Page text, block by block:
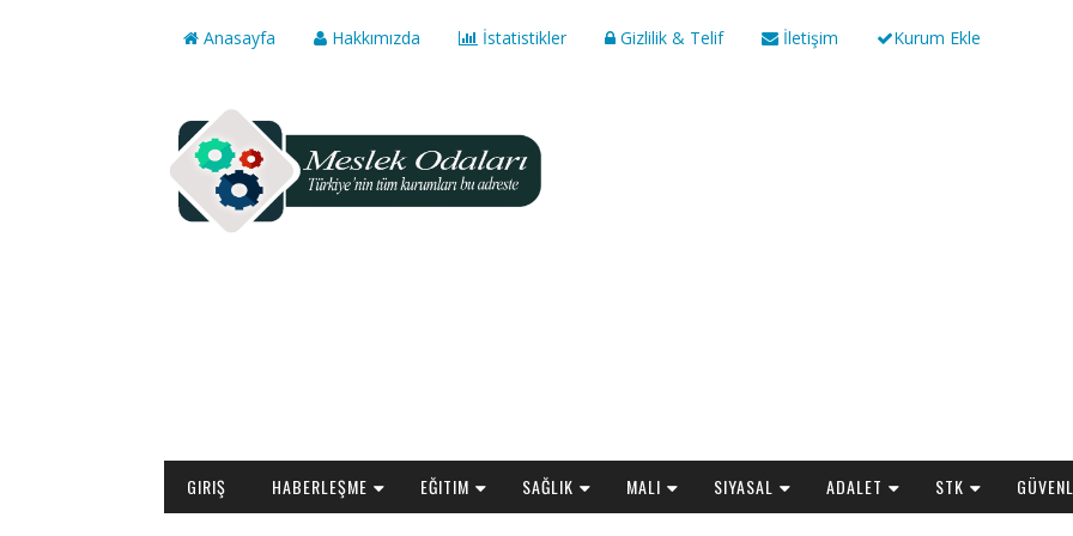
Anasayfa Hakkımızda İstatistikler Gizlilik & Telif İletişim Kurum Ekle
GIRIŞ HABERLEŞME EĞITIM SAĞLIK MALI SIYASAL ADALET STK